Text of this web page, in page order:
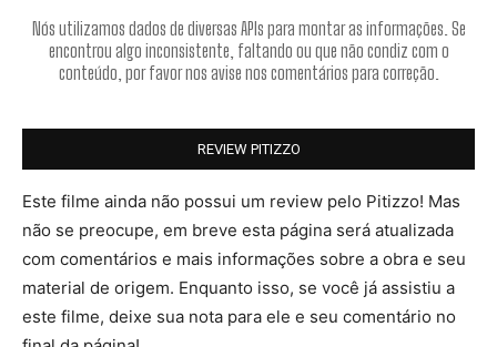
Nós utilizamos dados de diversas APIs para montar as informações. Se
encontrou algo inconsistente, faltando ou que não condiz com o
conteúdo, por favor nos avise nos comentários para correção.
REVIEW PITIZZO
Este filme ainda não possui um review pelo Pitizzo! Mas
não se preocupe, em breve esta página será atualizada
com comentários e mais informações sobre a obra e seu
material de origem. Enquanto isso, se você já assistiu a
este filme, deixe sua nota para ele e seu comentário no